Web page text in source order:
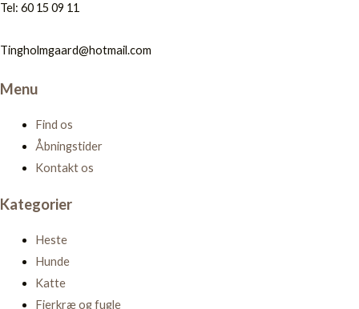
Tel: 60 15 09 11
Tingholmgaard@hotmail.com
Menu
Find os
Åbningstider
Kontakt os
Kategorier
Heste
Hunde
Katte
Fjerkræ og fugle